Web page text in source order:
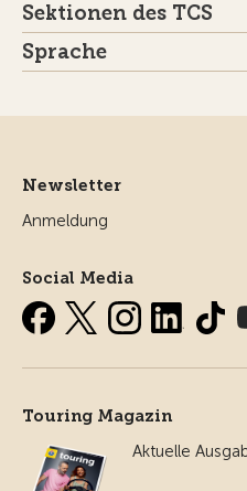
Sektionen des TCS
Sprache
Newsletter
Anmeldung
Social Media
Touring Magazin
Aktuelle